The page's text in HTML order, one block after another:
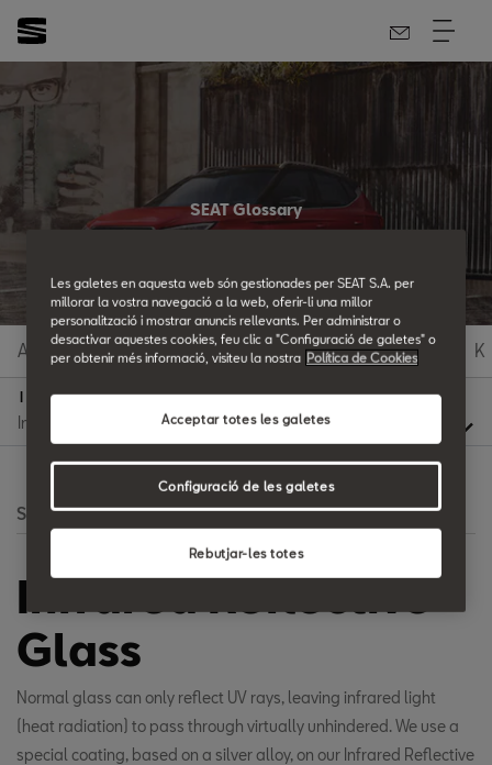
SEAT Glossary
A B C D E F G H I J K
Search
Infrared Reflective
Glass
Normal glass can only reflect UV rays, leaving infrared light
(heat radiation) to pass through virtually unhindered. We use a
special coating, based on a silver alloy, on our Infrared Reflective
Les galetes en aquesta web són gestionades per SEAT S.A. per
millorar la vostra navegació a la web, oferir-li una millor
personalització i mostrar anuncis rellevants. Per administrar o
desactivar aquestes cookies, feu clic a "Configuració de galetes" o
per obtenir més informació, visiteu la nostra Política de Cookies
Rebutjar-les totes
Acceptar totes les galetes
Configuració de les galetes